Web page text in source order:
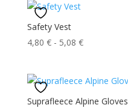
Safety Vest
4,80 € - 5,08 €Fascia
da
4,80 €
Suprafleece Alpine Gloves